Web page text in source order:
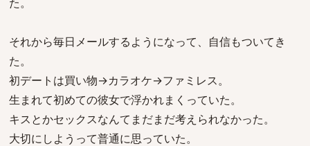
それから毎日メールするようになって、自信もついてき
た。
初デートは買い物→カラオケ→ファミレス。
生まれて初めての彼女で浮かれまくっていた。
キスとかセックスなんてまだまだ考えられなかった。
大切にしようって普通に思っていた。